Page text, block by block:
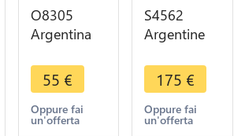
O8305
Argentina
La Plata La
Provincia
Buenos
Aires 1883
55 €
Oppure fai
un'offerta
S4562
Argentine
50
Centavos
1883 PCGS
AU58
175 €
Oppure fai
un'offerta